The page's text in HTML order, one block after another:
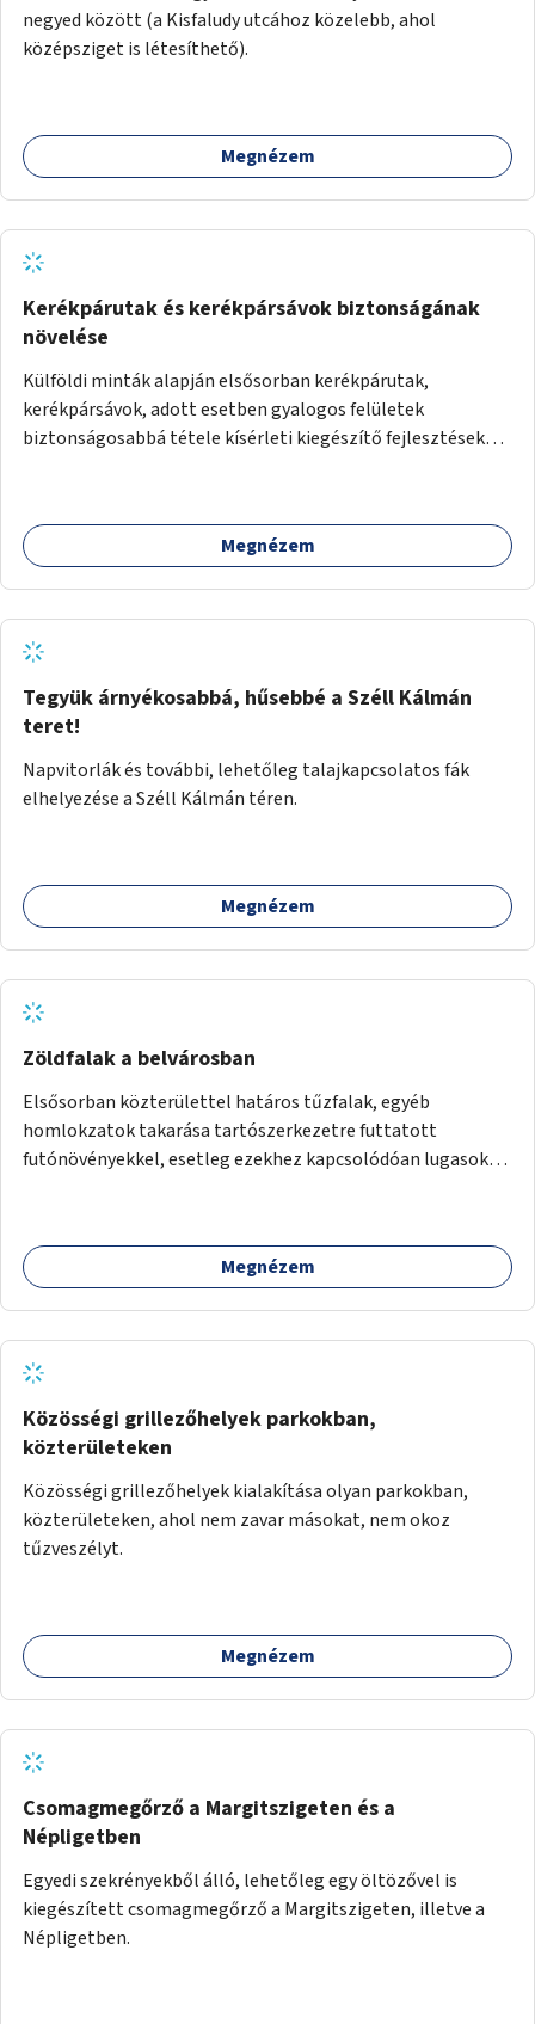
negyed között (a Kisfaludy utcához közelebb, ahol
középsziget is létesíthető).
Megnézem
Kerékpárutak és kerékpársávok biztonságának
növelése
Külföldi minták alapján elsősorban kerékpárutak,
kerékpársávok, adott esetben gyalogos felületek
biztonságosabbá tétele kísérleti kiegészítő fejlesztésekkel
Megnézem
Tegyük árnyékosabbá, hűsebbé a Széll Kálmán
teret!
Napvitorlák és további, lehetőleg talajkapcsolatos fák
elhelyezése a Széll Kálmán téren.
Megnézem
Zöldfalak a belvárosban
Elsősorban közterülettel határos tűzfalak, egyéb
homlokzatok takarása tartószerkezetre futtatott
futónövényekkel, esetleg ezekhez kapcsolódóan lugasok
nincs lehetőség.
Megnézem
Közösségi grillezőhelyek parkokban,
közterületeken
Közösségi grillezőhelyek kialakítása olyan parkokban,
közterületeken, ahol nem zavar másokat, nem okoz
tűzveszélyt.
Megnézem
Csomagmegőrző a Margitszigeten és a
Népligetben
Egyedi szekrényekből álló, lehetőleg egy öltözővel is
kiegészített csomagmegőrző a Margitszigeten, illetve a
Népligetben.